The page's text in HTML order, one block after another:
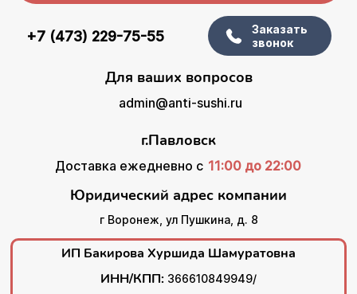
+7 (473) 229-75-55
Заказать
звонок
Для ваших вопросов
admin@anti-sushi.ru
г.Павловск
Доставка ежедневно с 11:00 до 22:00
Юридический адрес компании
г Воронеж, ул Пушкина, д. 8
ИП Бакирова Хуршида Шамуратовна
ИНН/КПП: 366610849949/